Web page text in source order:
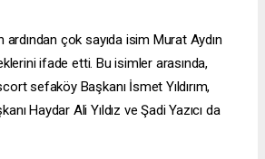
ardından çok sayıda isim Murat Aydın
ifade etti. Bu isimler arasında,
sefaköyBaşkanı İsmet Yıldırım,
Haydar Ali Yıldız ve Şadi Yazıcı da